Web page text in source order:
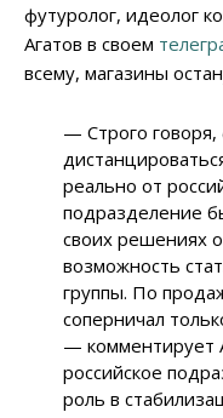
футуролог, идеолог
Агатов в своем
всему, магазины
— Строго
реально от
подразделение
своих решениях
возможность
группы. По
соперничал
— комментирует
российское
роль в